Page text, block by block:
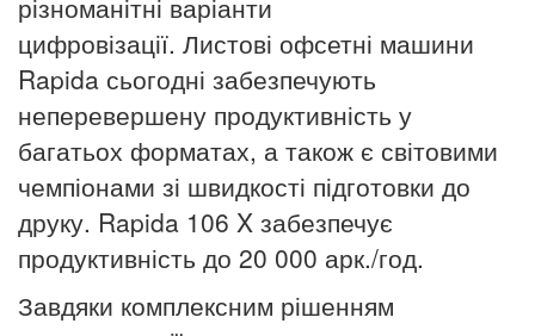
різноманітні варіанти
цифровізації. Листові офсетні машини
Rapida сьогодні забезпечують
неперевершену продуктивність у
багатьох форматах, а також є світовими
чемпіонами зі швидкості підготовки до
друку. Rapida 106 X забезпечує
продуктивність до 20 000 арк./год.
Завдяки комплексним рішенням